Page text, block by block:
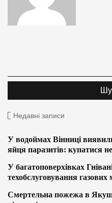
Недавні записи
У водоймах Вінниці
яйця паразитів: купатися
У багатоповерхівках
техобслуговування
Смертельна пожежа в